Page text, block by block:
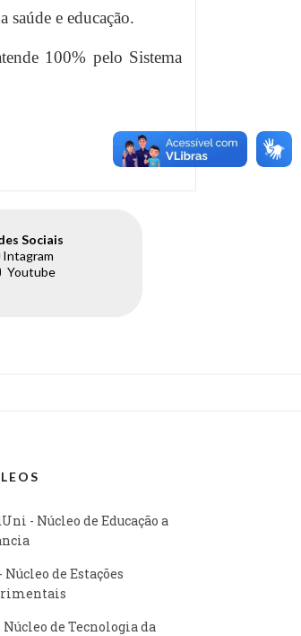
saúde e educação.
100% pelo Sistema
Sociais
Intagram
Youtube
- Núcleo de Educação a
Núcleo de Estações
Núcleo de Tecnologia da